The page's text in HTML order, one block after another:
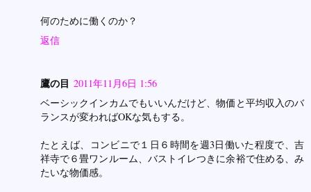
何のために働くのか？
返信
鷹の目 2011年11月6日 1:56
ベーシックインカムでもいいんだけど、物価と平均収入のバ
ランスが変わればOKな気もする。
たとえば、コンビニで１日６時間を週3日働いた程度で、吉
祥寺で６畳ワンルーム、バストイレつきに余裕で住める、み
たいな物価感。